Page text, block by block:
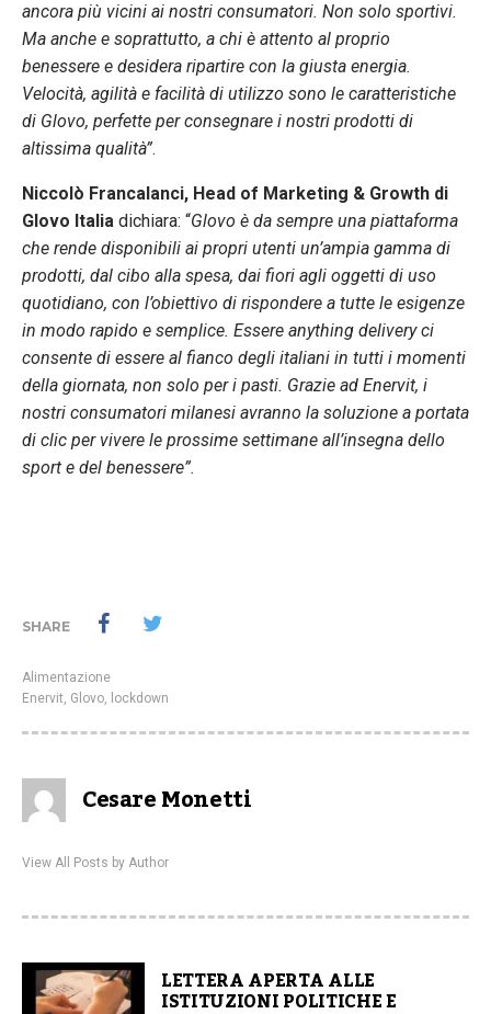
ancora più vicini ai nostri consumatori. Non solo sportivi.
Ma anche e soprattutto, a chi è attento al proprio
benessere e desidera ripartire con la giusta energia.
Velocità, agilità e facilità di utilizzo sono le caratteristiche
di Glovo, perfette per consegnare i nostri prodotti di
altissima qualità”.
Niccolò Francalanci, Head of Marketing & Growth di
Glovo Italia dichiara: “Glovo è da sempre una piattaforma
che rende disponibili ai propri utenti un’ampia gamma di
prodotti, dal cibo alla spesa, dai fiori agli oggetti di uso
quotidiano, con l’obiettivo di rispondere a tutte le esigenze
in modo rapido e semplice. Essere anything delivery ci
consente di essere al fianco degli italiani in tutti i momenti
della giornata, non solo per i pasti. Grazie ad Enervit, i
nostri consumatori milanesi avranno la soluzione a portata
di clic per vivere le prossime settimane all’insegna dello
sport e del benessere”.
SHARE
Alimentazione
Enervit, Glovo, lockdown
Cesare Monetti
View All Posts by Author
LETTERA APERTA ALLE
ISTITUZIONI POLITICHE E